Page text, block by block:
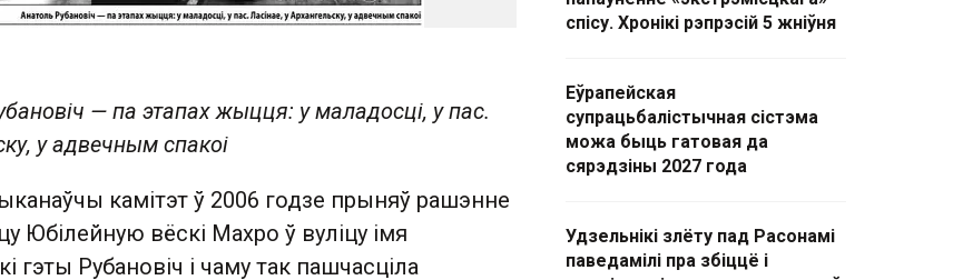
— па этапах жыцця: у маладосці, у пас.
у адвечным спакоі
камітэт ў 2006 годзе прыняў рашэнне
Юбілейную вёскі Махро ў вуліцу імя
гэты Рубановіч і чаму так пашчасціла
спісу. Хронікі рэпрэсій 5 жніўня
Еўрапейская
супрацьбалістычная сістэма
можа быць гатовая да
сярэдзіны 2027 года
Удзельнікі злёту пад Расонамі
паведамілі пра збіццё і